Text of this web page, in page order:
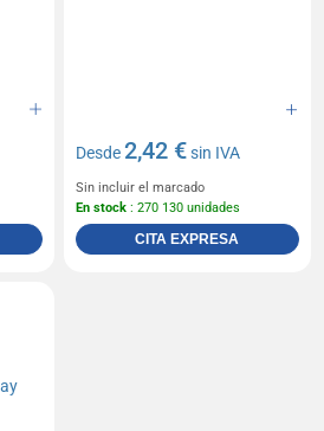
Desde2,42 €sin IVA
Sin incluir el marcado
En stock : 270 130 unidades
CITA EXPRESA